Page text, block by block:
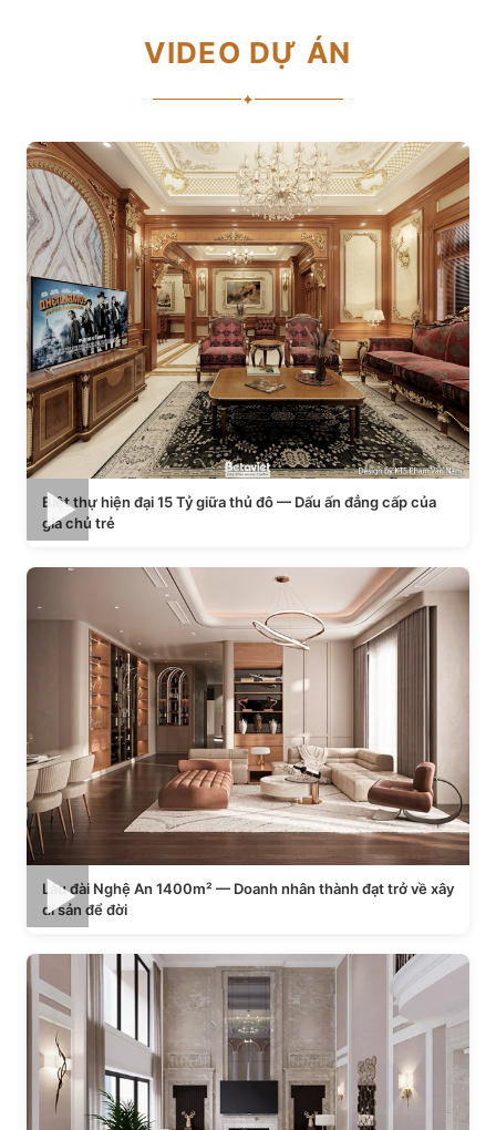
VIDEO DỰ ÁN
✦
Biệt thự hiện đại 15 Tỷ giữa thủ đô — Dấu ấn đẳng cấp của
gia chủ trẻ
Lâu đài Nghệ An 1400m² — Doanh nhân thành đạt trở về xây
di sản để đời